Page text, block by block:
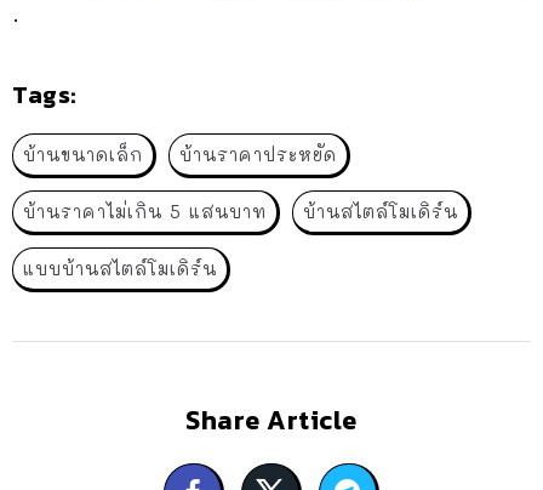
.
Tags:
บ้านขนาดเล็ก บ้านราคาประหยัด
บ้านราคาไม่เกิน 5 แสนบาท บ้านสไตล์โมเดิร์น
แบบบ้านสไตล์โมเดิร์น
Share Article